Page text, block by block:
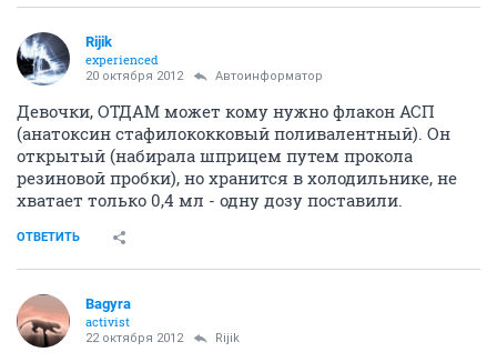
Rijik
experienced
20 октября 2012 Автоинформатор
Девочки, ОТДАМ может кому нужно флакон АСП
(анатоксин стафилококковый поливалентный). Он
открытый (набирала шприцем путем прокола
резиновой пробки), но хранится в холодильнике, не
хватает только 0,4 мл - одну дозу поставили.
ОТВЕТИТЬ
Bagyra
activist
22 октября 2012 Rijik